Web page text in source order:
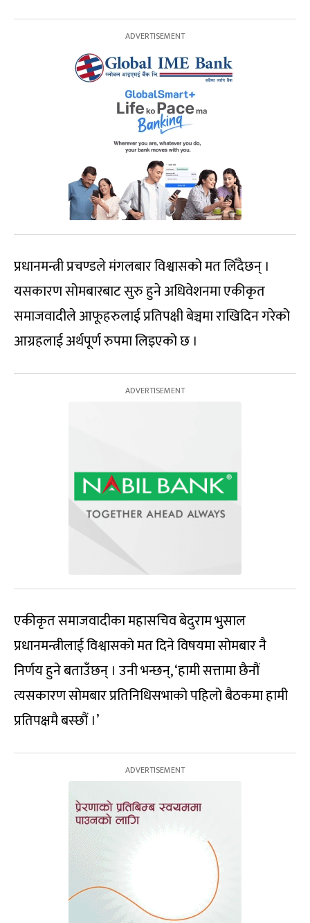
प्रधानमन्त्री प्रचण्डले मंगलबार विश्वासको मत लिँदैछन् ।
यसकारण सोमबारबाट सुरु हुने अधिवेशनमा एकीकृत
समाजवादीले आफूहरुलाई प्रतिपक्षी बेञ्चमा राखिदिन गरेको
आग्रहलाई अर्थपूर्ण रुपमा लिइएको छ ।
एकीकृत समाजवादीका महासचिव बेदुराम भुसाल
प्रधानमन्त्रीलाई विश्वासको मत दिने विषयमा सोमबार नै
निर्णय हुने बताउँछन् । उनी भन्छन्, ‘हामी सत्तामा छैनौं
त्यसकारण सोमबार प्रतिनिधिसभाको पहिलो बैठकमा हामी
प्रतिपक्षमै बस्छौं ।’